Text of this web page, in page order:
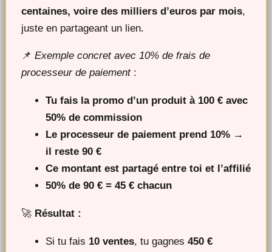
centaines, voire des milliers d’euros par mois,
juste en partageant un lien.
📌 Exemple concret avec 10% de frais de
processeur de paiement:
Tu fais la promo d’un produit à 100 € avec
50% de commission
Le processeur de paiement prend 10% →
il reste 90 €
Ce montant est partagé entre toi et l’affilié
50% de 90 € = 45 € chacun
🚀 Résultat :
Si tu fais 10 ventes, tu gagnes 450 €